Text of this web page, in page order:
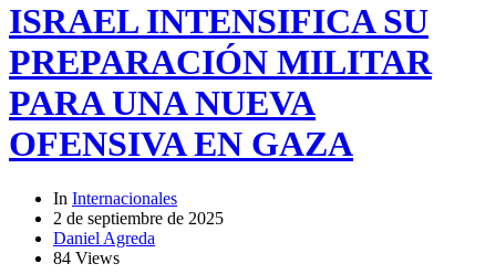
ISRAEL INTENSIFICA SU
PREPARACIÓN MILITAR
PARA UNA NUEVA
OFENSIVA EN GAZA
In Internacionales
2 de septiembre de 2025
Daniel Agreda
84 Views